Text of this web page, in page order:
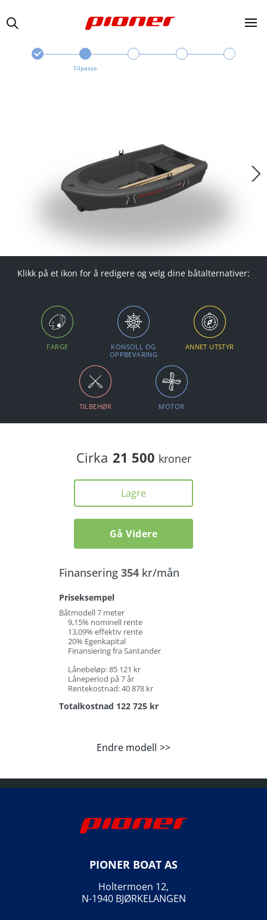
Tilpasse
Klikk på et ikon for å redigere og velg dine båtalternativer:
FARGE
KONSOLL OG
OPPBEVARING
ANNET UTSTYR
TILBEHØR MOTOR
Cirka 21 500 kroner
Lagre
Gå Videre
Finansering 354 kr/mån
Priseksempel
Båtmodell 7 meter
9,15% nominell rente
13,09% effektiv rente
20% Egenkapital
Finansiering fra Santander
Lånebeløp: 85 121 kr
Låneperiod på 7 år
Rentekostnad: 40 878 kr
Totalkostnad 122 725 kr
Endre modell
PIONER BOAT AS
Holtermoen 12,
N-1940 BJØRKELANGEN